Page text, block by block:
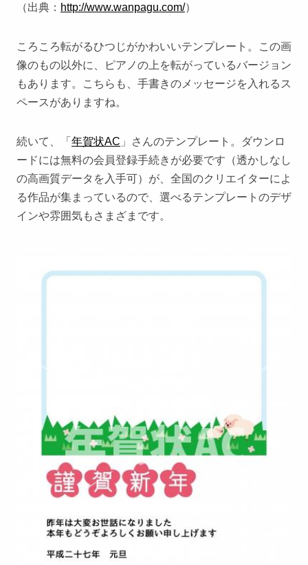
（出典： http://www.wanpagu.com/）
ころころ転がるひつじがかわいいテンプレート。この画
像のもの以外に、ピアノの上を転がっているバージョン
もあります。こちらも、手書きのメッセージを入れるス
ペースがありますね。
続いて、「 年賀状AC 」さんのテンプレート。ダウンロ
ードには無料の会員登録手続きが必要です（透かしなし
の高画質データを入手可）が、全国のクリエイターによ
る作品が集まっているので、選べるテンプレートのデザ
インや雰囲気もさまざまです。